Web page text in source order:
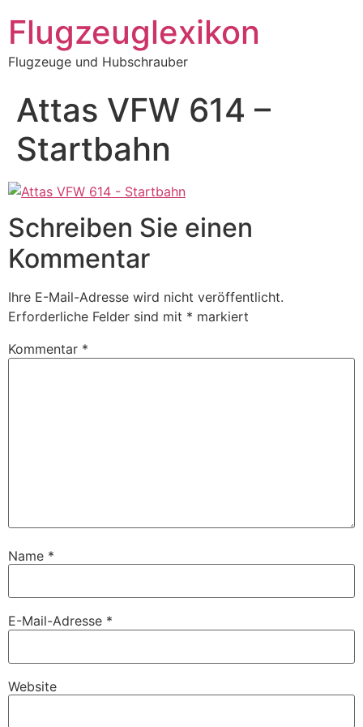
Inhalt
springen
Flugzeuglexikon
Flugzeuge und Hubschrauber
Attas VFW 614 –
Startbahn
Schreiben Sie einen
Kommentar
Ihre E-Mail-Adresse wird nicht veröffentlicht.
Erforderliche Felder sind mit * markiert
Kommentar *
Name *
E-Mail-Adresse *
Website